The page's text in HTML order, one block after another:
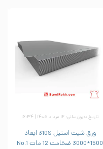
تاریخ به‌روزرسانی: ۱۲ مرداد ۱۴۰۵ | ۱۶:۳۴
ورق شیت استیل 310S ابعاد
1500*3000 ضخامت 12 مات No.1